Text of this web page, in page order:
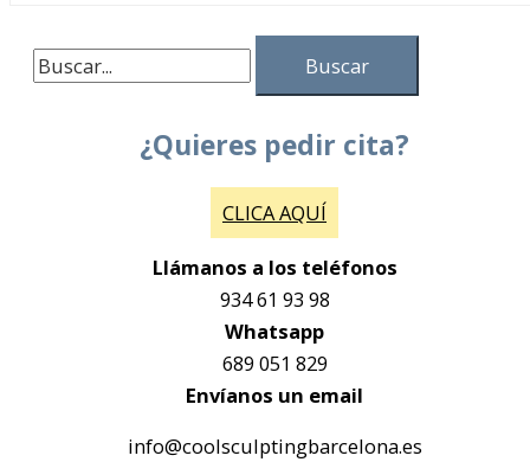
¿Quieres pedir cita?
CLICA AQUÍ
Llámanos a los teléfonos
934 61 93 98
Whatsapp
689 051 829
Envíanos un email
info@coolsculptingbarcelona.es